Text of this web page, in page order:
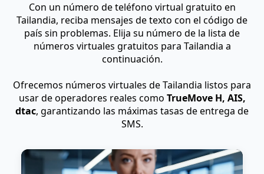
Con un número de teléfono virtual gratuito en
Tailandia, reciba mensajes de texto con el código de
país sin problemas. Elija su número de la lista de
números virtuales gratuitos para Tailandia a
continuación.
Ofrecemos números virtuales de Tailandia listos para
usar de operadores reales como TrueMove H, AIS,
dtac, garantizando las máximas tasas de entrega de
SMS.